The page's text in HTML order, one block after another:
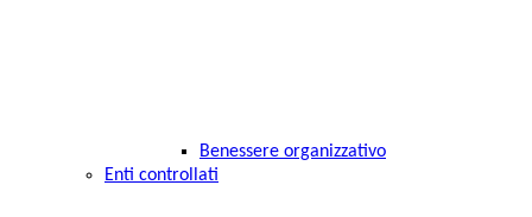
Benessere organizzativo
Enti controllati